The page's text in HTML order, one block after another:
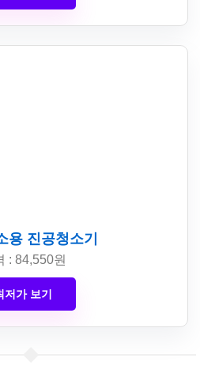
용 진공청소기
: 84,550원
저가 보기